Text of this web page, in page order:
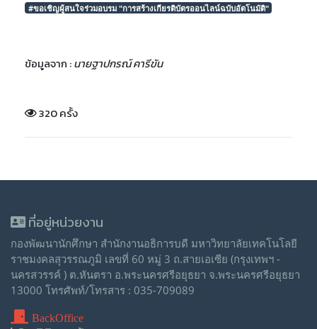
#ขอเชิญผู้สนใจร่วมอบรม "การสร้างเกียรติบัตรออนไลน์ฉบับอัตโนมัติ"
ข้อมูลจาก :นายฐาปกรณ์ คารีขัน
320 ครั้ง
ที่อยู่หน่วยงาน
กองพัฒนานักศึกษา สำนักงานอธิการบดี มหาวิทยาลัยเทคโนโลยี
ราชมงคลสุวรรณภูมิ เลขที่ 60 หมู่ 3 ถ.สายเอเซีย (กรุงเทพฯ -
นครสวรรค์ ) ต.หันตรา อ.พระนครศรีอยุธยา จ.พระนครศรีอยุธยา
13000 โทรศัพท์/โทรสาร : 035-709089
BackOffice